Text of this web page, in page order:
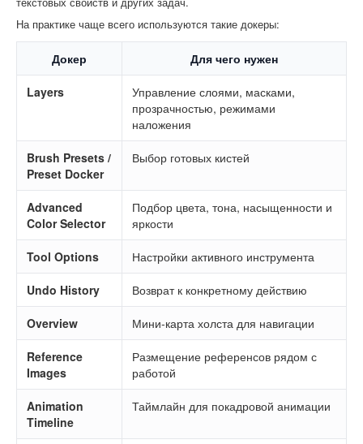
На практике чаще всего используются такие докеры:
Докер Для чего нужен
Layers
Управление слоями, масками,
прозрачностью, режимами
наложения
Brush Presets /
Preset Docker
Выбор готовых кистей
Advanced
Color Selector
Подбор цвета, тона, насыщенности и
яркости
Tool Options Настройки активного инструмента
Undo History Возврат к конкретному действию
Overview Мини-карта холста для навигации
Reference
Images
Размещение референсов рядом с
работой
Animation
Timeline
Таймлайн для покадровой анимации